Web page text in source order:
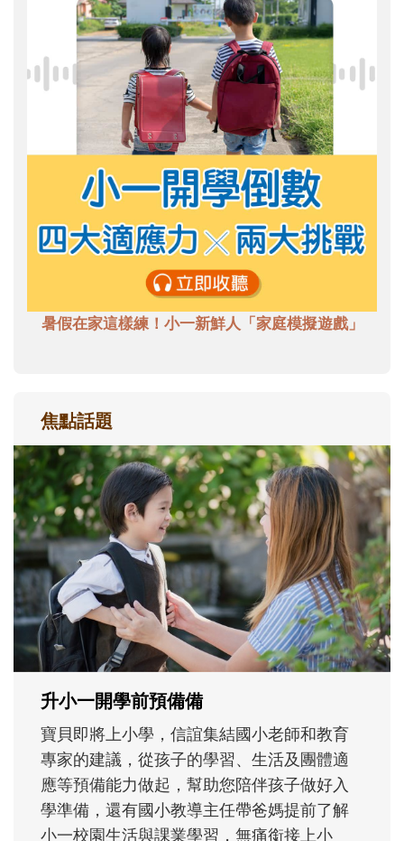
暑假在家這樣練！小一新鮮人「家庭模擬遊戲」
焦點話題
和孩子一起長大的那個男人│讀懂父親的
不同模樣
沒有人天生就擅長當爸爸！男人總是在一次
次「前所未有」的體驗中，跟著孩子一起長
大。從給予安全感的肢體遊戲，到獨立自
主、角色認同及解決問題的能力養成。爸爸
正嘗試用不同的模樣，參與孩子每個重要的